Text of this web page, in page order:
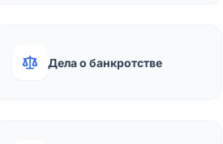
Дела о банкротстве